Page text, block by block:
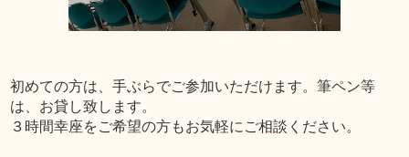
初めての方は、手ぶらでご参加いただけます。筆ペン等
は、お貸し致します。
３時間幸座をご希望の方もお気軽にご相談ください。